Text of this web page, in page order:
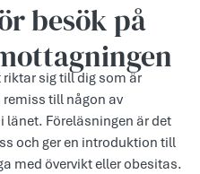
besök på
sig till dig som är
till någon av
Föreläsningen är det
och ger en introduktion till
med övervikt eller obesitas.